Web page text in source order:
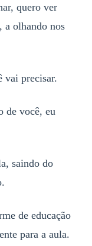
quero ver
olhando nos
vai precisar.
de você, eu
saindo do
de educação
para a aula.